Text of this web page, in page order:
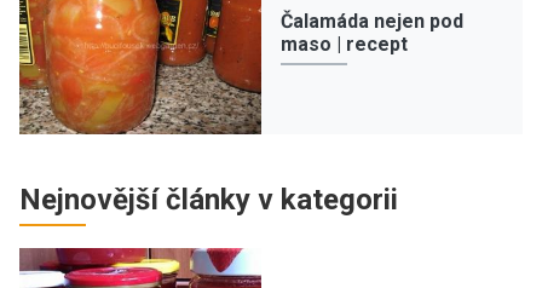
Čalamáda nejen pod
maso | recept
Nejnovější články v kategorii